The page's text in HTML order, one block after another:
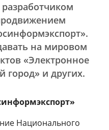
на мировом
«Электронное
город» и других.
Национального